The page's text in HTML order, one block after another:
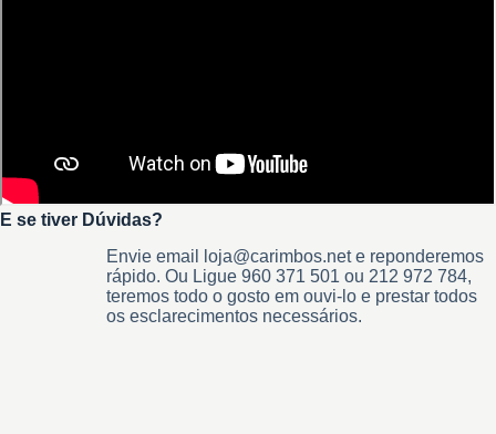
E se tiver Dúvidas?
Envie email loja@carimbos.net e reponderemos
rápido. Ou Ligue 960 371 501 ou 212 972 784,
teremos todo o gosto em ouvi-lo e prestar todos
os esclarecimentos necessários.